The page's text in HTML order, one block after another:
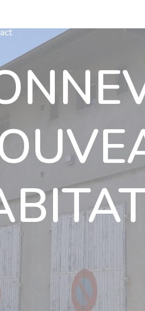
Nous rejoindre Nous soutenir